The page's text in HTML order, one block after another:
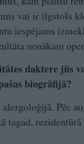
vai ir ilgstošs
iespējams
nonākam
daktere jūs
biogrāfijā?
Pēc
tagad, rezidentūrā